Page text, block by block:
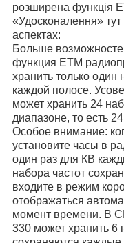
розширена функція
«Удосконалення»
аспектах:
Больше
функция ETM
хранить только один
каждой полосе.
может хранить 24
диапазоне, то есть
Особое внимание:
установите часы в
один раз для КВ
набора частот
входите в режим
отображаться
момент времени. В
330 может хранить 6